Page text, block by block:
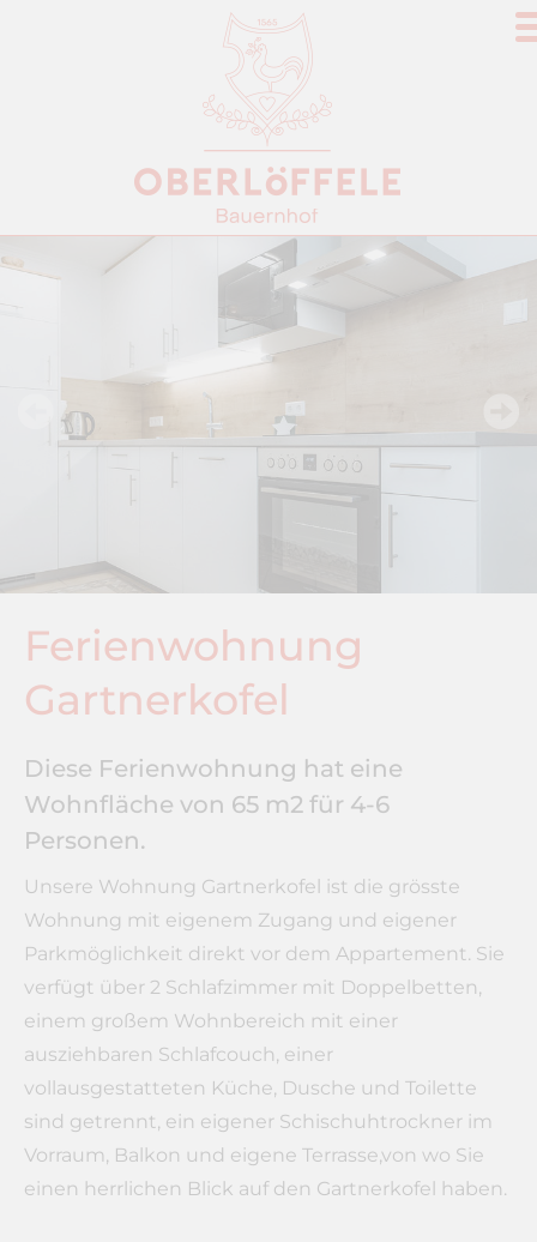
Ferienwohnung
Gartnerkofel
Diese Ferienwohnung hat eine
Wohnfläche von 65 m2 für 4-6
Personen.
Unsere Wohnung Gartnerkofel ist die grösste
Wohnung mit eigenem Zugang und eigener
Parkmöglichkeit direkt vor dem Appartement. Sie
verfügt über 2 Schlafzimmer mit Doppelbetten,
einem großem Wohnbereich mit einer
ausziehbaren Schlafcouch, einer
vollausgestatteten Küche, Dusche und Toilette
sind getrennt, ein eigener Schischuhtrockner im
Vorraum, Balkon und eigene Terrasse,von wo Sie
einen herrlichen Blick auf den Gartnerkofel haben.